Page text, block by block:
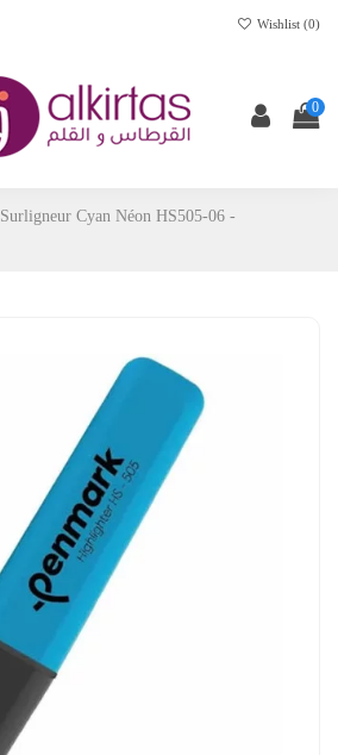
Wishlist (0)
0
Surligneur Cyan Néon HS505-06 -